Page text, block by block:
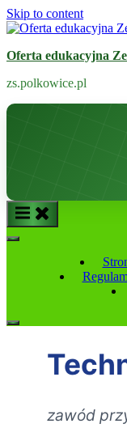
Skip to content
Oferta edukacyjna
zs.polkowice.pl
zawód